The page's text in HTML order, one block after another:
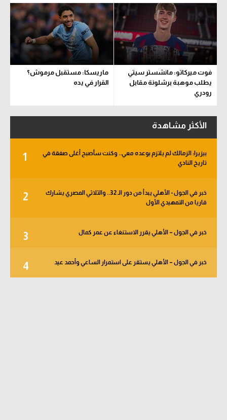
فوت ميركاتو: مانشستر سيتي
يطلب موهبة برشلونة مقابل
رودري
ماريسكا: مستقبل مرموش؟
القرار في يده
الأكثر مشاهدة
1
بيزيرا: الزمالك لم يلتزم بوعده معي.. وكنت سأصبح أغلى صفقة في
تاريخ النادي
2
خبر في الجول - الأهلي يبدأ من دور الـ 32.. والثلاثي المصري يشارك
قاريا من التمهيدي الأول
3 خبر في الجول – الأهلي يقرر الاستنغاء عن عمر كمال
4 خبر في الجول – الأهلي يستقر على استمرار الساعي وأحمد عيد